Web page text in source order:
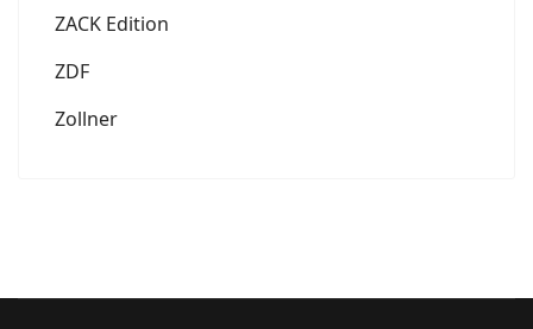
ZACK Edition
ZDF
Zollner